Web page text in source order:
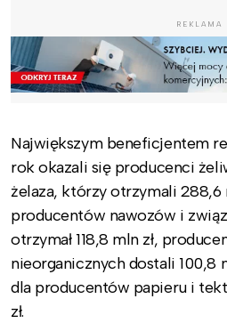
REKLAMA
Największym beneficjentem
rok okazali się producenci
żelaza, którzy otrzymali 288,6
producentów nawozów i
otrzymał 118,8 mln zł,
nieorganicznych dostali 100,8
dla producentów papieru i
zł.